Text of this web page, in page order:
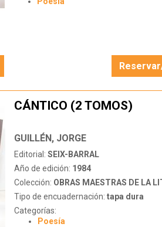
CÁNTICO (2 TOMOS)
GUILLÉN, JORGE
Editorial: SEIX-BARRAL
Año de edición: 1984
Colección: OBRAS MAESTRAS DE LA LITERATURA
Tipo de encuadernación: tapa dura
Categorías:
Poesía